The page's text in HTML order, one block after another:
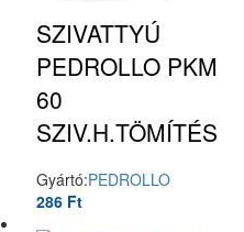
SZIVATTYÚ
PEDROLLO PKM
60
SZIV.H.TÖMÍTÉS
Gyártó:PEDROLLO
286 Ft